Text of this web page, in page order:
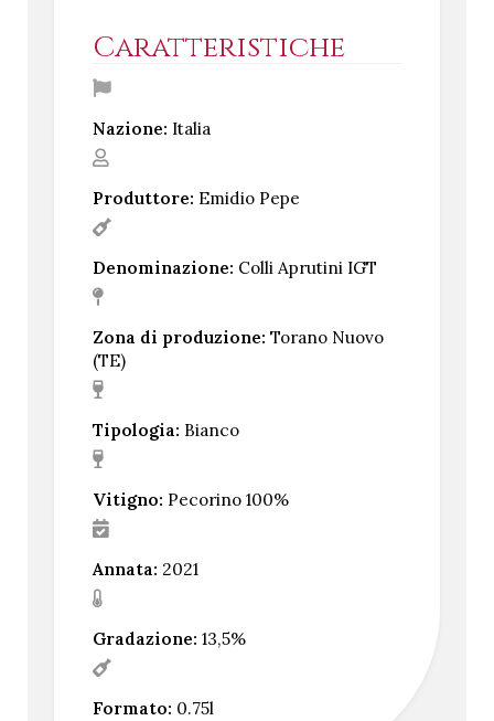
Caratteristiche
Nazione: Italia
Produttore: Emidio Pepe
Denominazione: Colli Aprutini IGT
Zona di produzione: Torano Nuovo
(TE)
Tipologia: Bianco
Vitigno: Pecorino 100%
Annata: 2021
Gradazione: 13,5%
Formato: 0.75l